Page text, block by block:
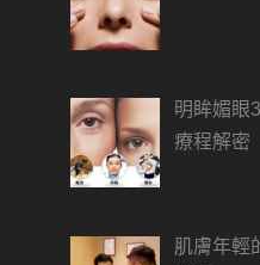
明眸媚眼
療程解密
肌膚年輕